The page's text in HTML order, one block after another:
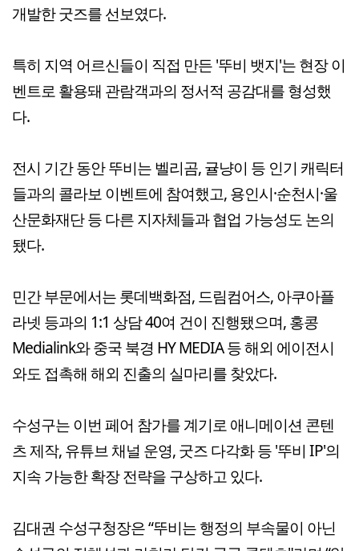
개발한 굿즈를 선보였다.
특히 지역 어르신들이 직접 만든 '뚜비 뱃지'는 현장 이
벤트로 활용돼 관람객과의 정서적 공감대를 형성했
다.
전시 기간 동안 뚜비는 벨리곰, 귤냥이 등 인기 캐릭터
들과의 콜라보 이벤트에 참여했고, 용인시·순천시·울
산문화재단 등 다른 지자체들과 협업 가능성도 논의
됐다.
민간 부문에서는 롯데백화점, 드림컴어스, 아쿠아플
라넷 등과의 1:1 상담 40여 건이 진행됐으며, 홍콩
Medialink와 중국 북경 HY MEDIA 등 해외 에이전시
와도 접촉해 해외 진출의 실마리를 찾았다.
수성구는 이번 페어 참가를 계기로 애니메이션 콘텐
츠 제작, 유튜브 채널 운영, 굿즈 다각화 등 '뚜비 IP'의
지속 가능한 확장 전략을 구상하고 있다.
김대권 수성구청장은 “뚜비는 행정의 부속물이 아닌